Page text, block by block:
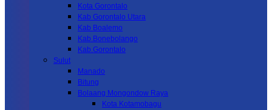
Kota Gorontalo
Kab Gorontalo Utara
Kab Boalemo
Kab.Bonebolango
Kab.Gorontalo
Sulut
Manado
Bitung
Bolaang Mongondow Raya
Kota Kotamobagu